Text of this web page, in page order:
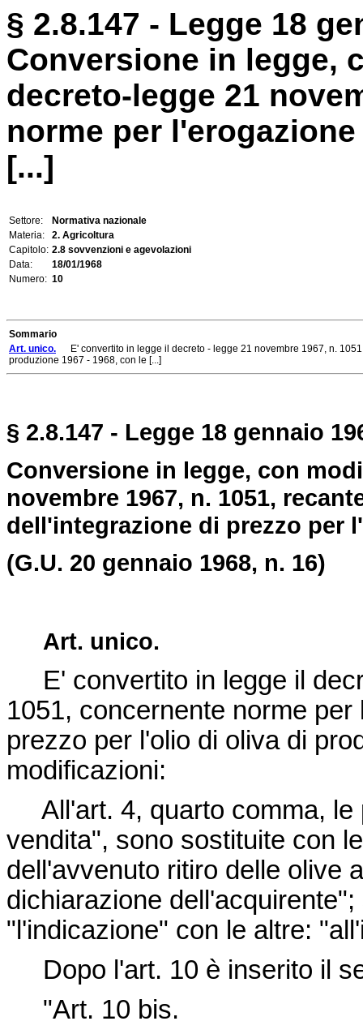
§ 2.8.147 - Legge 18
Conversione in legge,
decreto-legge 21
norme per
[...]
Settore:
Normativa nazionale
Materia:
2. Agricoltura
Capitolo: 2.8 sovvenzioni e agevolazioni
Data:
18/01/1968
Numero: 10
Sommario
Art. unico. E' convertito in legge il decreto - legge 21 novembre 1967, n.
produzione 1967 - 1968, con le [...]
§ 2.8.147 - Legge 18 gennaio
Conversione in legge, con
novembre 1967, n. 1051,
dell'integrazione di prezzo per
(G.U. 20 gennaio 1968, n. 16)
Art. unico.
E' convertito in legge il
1051, concernente norme
prezzo per l'olio di oliva di
modificazioni:
All'art. 4, quarto comma, le
vendita", sono sostituite con
dell'avvenuto ritiro delle olive
dichiarazione
"l'indicazione" con le altre:
Dopo l'art. 10 è inserito il
"Art. 10 bis.